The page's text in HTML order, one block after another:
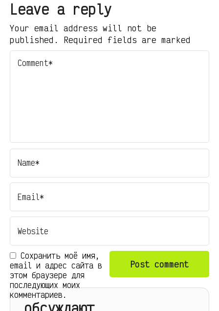
Leave a reply
Your email address will not be
published. Required fields are marked
Сохранить моё имя,
email и адрес сайта в
этом браузере для
последующих моих
комментариев.